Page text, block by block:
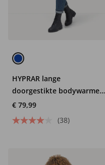
HYPRAR lange
doorgestikte bodywarmer,
waterafstotend,
tweerichtingsrits
€ 79,99
(38)